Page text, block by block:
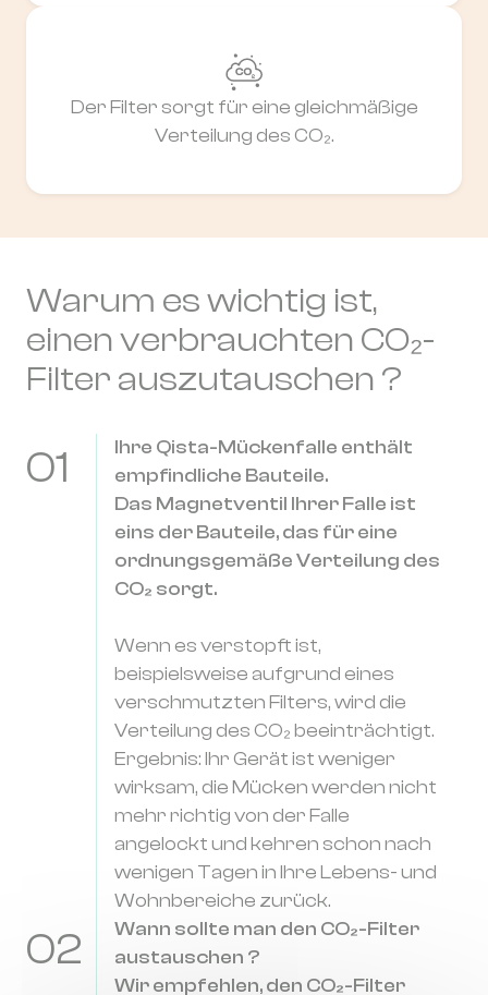
Der Filter sorgt für eine gleichmäßige
Verteilung des CO₂.
Warum es wichtig ist,
einen verbrauchten CO₂-
Filter auszutauschen ?
01
Ihre Qista-Mückenfalle enthält
empfindliche Bauteile.
Das Magnetventil Ihrer Falle ist
eins der Bauteile, das für eine
ordnungsgemäße Verteilung des
CO₂ sorgt.
Wenn es verstopft ist,
beispielsweise aufgrund eines
verschmutzten Filters, wird die
Verteilung des CO₂ beeinträchtigt.
Ergebnis: Ihr Gerät ist weniger
wirksam, die Mücken werden nicht
mehr richtig von der Falle
angelockt und kehren schon nach
wenigen Tagen in Ihre Lebens- und
Wohnbereiche zurück.
02
Wann sollte man den CO₂-Filter
austauschen ?
Wir empfehlen, den CO₂-Filter